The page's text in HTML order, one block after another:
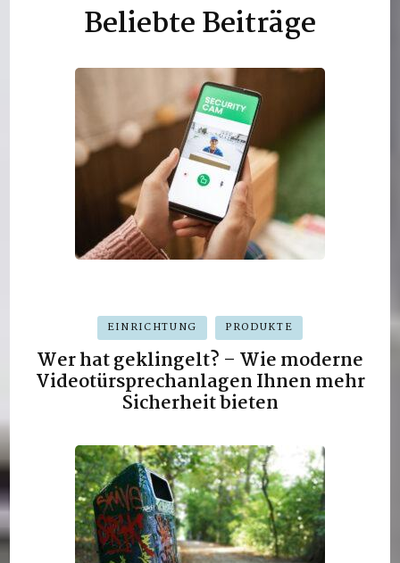
Beliebte Beiträge
EINRICHTUNG PRODUKTE
Wer hat geklingelt? – Wie moderne
Videotürsprechanlagen Ihnen mehr
Sicherheit bieten